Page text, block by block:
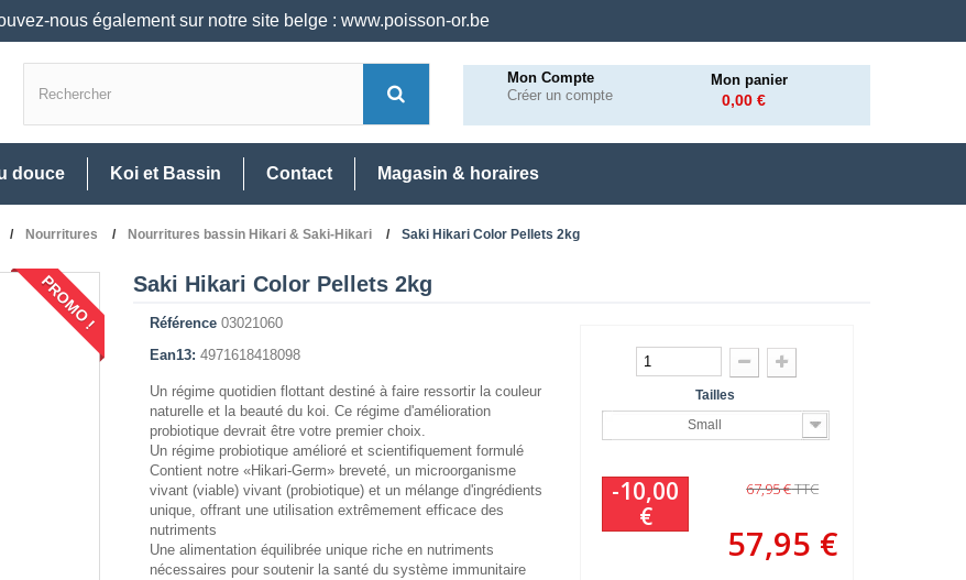
nous également sur notre site belge : www.poisson-or.be
Mon Compte
Créer un compte
Mon panier
0,00 €
douce Koi et Bassin Contact Magasin & horaires
Nourritures Nourritures bassin Hikari & Saki-Hikari Saki Hikari Color Pellets 2kg
PROMO ! Saki Hikari Color Pellets 2kg
Référence 03021060
Ean13: 4971618418098
Un régime quotidien flottant destiné à faire ressortir la couleur
naturelle et la beauté du koi. Ce régime d'amélioration
probiotique devrait être votre premier choix.
Un régime probiotique amélioré et scientifiquement formulé
Contient notre «Hikari-Germ» breveté, un microorganisme
vivant (viable) vivant (probiotique) et un mélange d'ingrédients
unique, offrant une utilisation extrêmement efficace des
nutriments
Une alimentation équilibrée unique riche en nutriments
nécessaires pour soutenir la santé du système immunitaire
Tailles
Small
-10,00
€
67,95 €TTC
57,95 €